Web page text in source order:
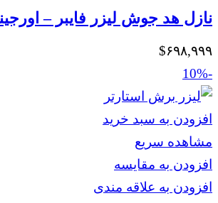
نازل هد جوش لیزر فایبر –
$۶۹۸,۹۹۹
-10%
افزودن به سبد خرید
مشاهده سریع
افزودن به مقایسه
افزودن به علاقه مندی